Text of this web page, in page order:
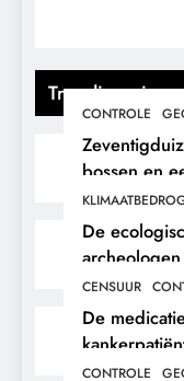
Trending
CONTROLE
bossen en
De
CENSUUR
De
hun eigen
CONTROLE